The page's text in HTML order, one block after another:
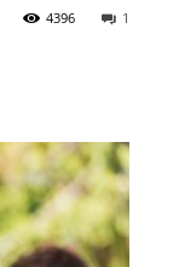
1
4396